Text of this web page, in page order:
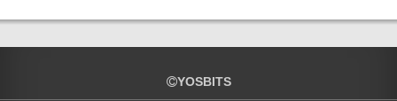
YOSBITS